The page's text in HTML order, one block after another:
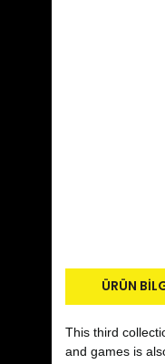
ÜRÜN
This third
and games is